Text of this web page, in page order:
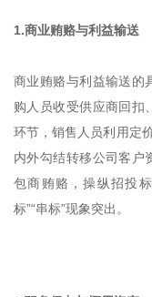
1.商业贿赂与利益输送
商业贿赂与利益输送的
购人员收受供应商回扣
环节，销售人员利用定
内外勾结转移公司客户
包商贿赂，操纵招投
标”“串标”现象突出。